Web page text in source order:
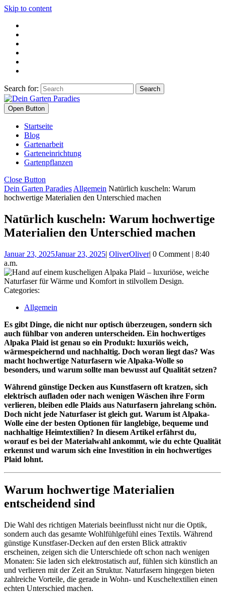
Skip to content
Search for:
Open Button
Startseite
Blog
Gartenarbeit
Garteneinrichtung
Gartenpflanzen
Close Button
Dein Garten Paradies Allgemein Natürlich kuscheln: Warum
hochwertige Materialien den Unterschied machen
Natürlich kuscheln: Warum hochwertige
Materialien den Unterschied machen
Januar 23, 2025Januar 23, 2025| OliverOliver| 0 Comment | 8:40
a.m.
Categories:
Allgemein
Es gibt Dinge, die nicht nur optisch überzeugen, sondern sich
auch fühlbar von anderen unterscheiden. Ein hochwertiges
Alpaka Plaid ist genau so ein Produkt: luxuriös weich,
wärmespeichernd und nachhaltig. Doch woran liegt das? Was
macht hochwertige Naturfasern wie Alpaka-Wolle so
besonders, und warum sollte man bewusst auf Qualität setzen?
Während günstige Decken aus Kunstfasern oft kratzen, sich
elektrisch aufladen oder nach wenigen Wäschen ihre Form
verlieren, bleiben edle Plaids aus Naturfasern jahrelang schön.
Doch nicht jede Naturfaser ist gleich gut. Warum ist Alpaka-
Wolle eine der besten Optionen für langlebige, bequeme und
nachhaltige Heimtextilien? In diesem Artikel erfährst du,
worauf es bei der Materialwahl ankommt, wie du echte Qualität
erkennst und warum sich eine Investition in ein hochwertiges
Plaid lohnt.
Warum hochwertige Materialien
entscheidend sind
Die Wahl des richtigen Materials beeinflusst nicht nur die Optik,
sondern auch das gesamte Wohlfühlgefühl eines Textils. Während
günstige Kunstfaser-Decken auf den ersten Blick attraktiv
erscheinen, zeigen sich die Unterschiede oft schon nach wenigen
Monaten: Sie laden sich elektrostatisch auf, fühlen sich künstlich an
und verlieren mit der Zeit an Struktur. Naturfasern hingegen bieten
zahlreiche Vorteile, die gerade in Wohn- und Kuscheltextilien einen
echten Unterschied machen.